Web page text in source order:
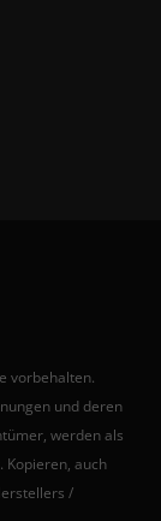
vorbehalten.
und deren
werden als
Kopieren, auch
/